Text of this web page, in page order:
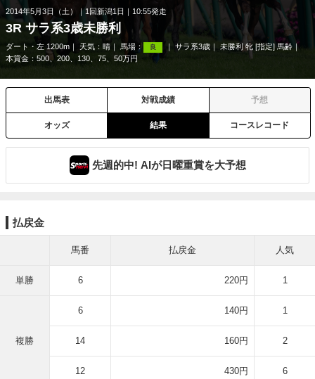
2014年5月3日（土） 1回新潟1日 10:55発走
3R サラ系3歳未勝利
ダート・左 1200m 天気： 晴 馬場： 良 サラ系3歳
未勝利 牝 [指定] 馬齢
本賞金：500、200、130、75、50万円
出馬表 対戦成績 予想
オッズ 結果 コースレコード
先週的中! AIが日曜重賞を大予想
払戻金
馬番 払戻金 人気
単勝 6 220円 1
複勝
6 140円 1
14 160円 2
12 430円 6